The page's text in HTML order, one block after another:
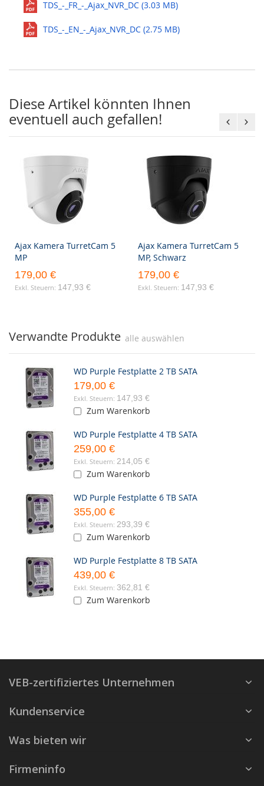
TDS_-_FR_-_Ajax_NVR_DC (3.03 MB)
TDS_-_EN_-_Ajax_NVR_DC (2.75 MB)
Diese Artikel könnten Ihnen
eventuell auch gefallen!
Ajax Kamera TurretCam 5
MP
179,00 €
147,93 €
Ajax Kamera TurretCam 5
MP, Schwarz
179,00 €
147,93 €
Verwandte Produkte alle auswählen
WD Purple Festplatte 2 TB SATA
179,00 €
147,93 €
Zum Warenkorb
WD Purple Festplatte 4 TB SATA
259,00 €
214,05 €
Zum Warenkorb
WD Purple Festplatte 6 TB SATA
355,00 €
293,39 €
Zum Warenkorb
WD Purple Festplatte 8 TB SATA
439,00 €
362,81 €
Zum Warenkorb
VEB-zertifiziertes Unternehmen
Kundenservice
Was bieten wir
Firmeninfo